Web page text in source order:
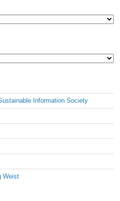
Information Society
Weist